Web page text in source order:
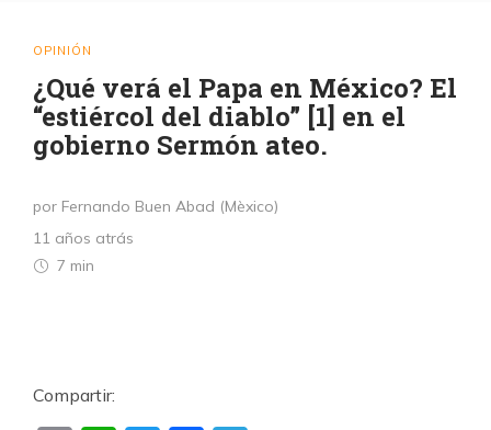
OPINIÓN
¿Qué verá el Papa en México? El
“estiércol del diablo” [1] en el
gobierno Sermón ateo.
por Fernando Buen Abad (Mèxico)
11 años atrás
7 min
Compartir: